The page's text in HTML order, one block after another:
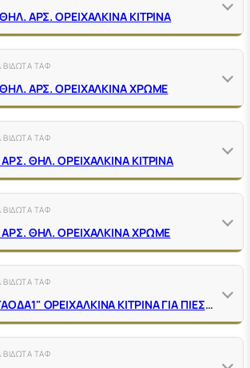
ΑΡΣ. ΟΡΕΙΧΑΛΚΙΝΑ ΚΙΤΡΙΝΑ
ΒΙΔΩΤΑ ΤΑΦ
ΑΡΣ. ΟΡΕΙΧΑΛΚΙΝΑ ΧΡΩΜΕ
ΒΙΔΩΤΑ ΤΑΦ
ΘΗΛ. ΟΡΕΙΧΑΛΚΙΝΑ ΚΙΤΡΙΝΑ
ΒΙΔΩΤΑ ΤΑΦ
ΘΗΛ. ΟΡΕΙΧΑΛΚΙΝΑ ΧΡΩΜΕ
ΒΙΔΩΤΑ ΤΑΦ
ΤΑΦ ΠΕΝΤΑΟΔΑ1" ΟΡΕΙΧΑΛΚΙΝΑ ΚΙΤΡΙΝΑ ΓΙΑ ΠΙΕΣΤΙΚΑ ΣΥΓΚΡΟΤΗΜΑΤΑ
ΒΙΔΩΤΑ ΤΑΦ